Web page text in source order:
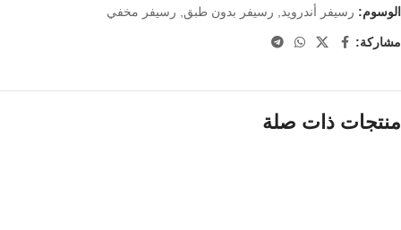
الوسوم: رسيفر أندرويد رسيفر بدون طبق رسيفر مخفي
مشاركة:
منتجات ذات صلة